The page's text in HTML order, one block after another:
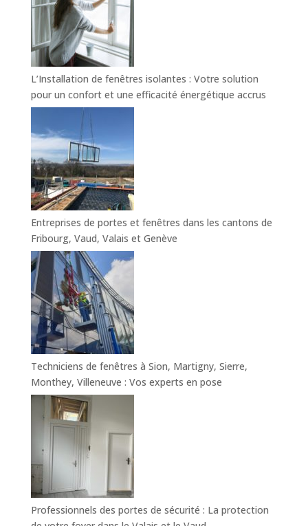
L’Installation de fenêtres isolantes : Votre solution
pour un confort et une efficacité énergétique accrus
Entreprises de portes et fenêtres dans les cantons de
Fribourg, Vaud, Valais et Genève
Techniciens de fenêtres à Sion, Martigny, Sierre,
Monthey, Villeneuve : Vos experts en pose
Professionnels des portes de sécurité : La protection